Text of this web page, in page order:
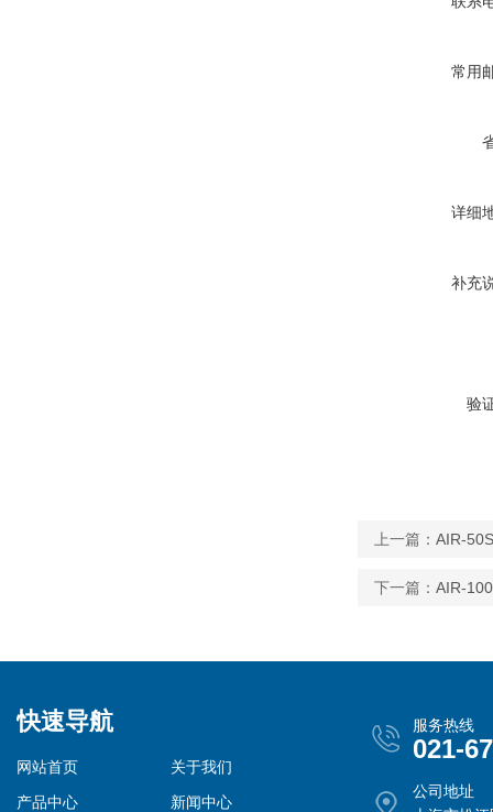
常用
详细
补充
验
上一篇： AIR-
下一篇： AIR-
快速导航
网站首页
关于我们
产品中心
新闻中心
服务热线
021-
公司地址